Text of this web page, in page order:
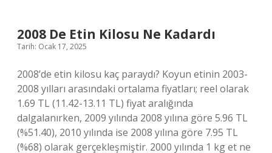
2008 De Etin Kilosu Ne Kadardı
Tarih: Ocak 17, 2025
2008’de etin kilosu kaç paraydı? Koyun etinin 2003-
2008 yılları arasındaki ortalama fiyatları; reel olarak
1.69 TL (11.42-13.11 TL) fiyat aralığında
dalgalanırken, 2009 yılında 2008 yılına göre 5.96 TL
(%51.40), 2010 yılında ise 2008 yılına göre 7.95 TL
(%68) olarak gerçekleşmiştir. 2000 yılında 1 kg et ne